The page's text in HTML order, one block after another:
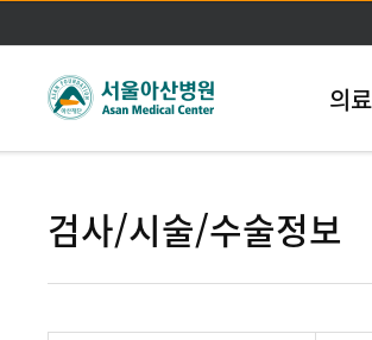
본문바로가기
의
검사/시술/수술정보